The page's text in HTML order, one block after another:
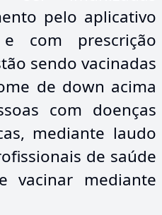
pelo aplicativo
com prescrição
sendo vacinadas
de down acima
com doenças
mediante laudo
de saúde
vacinar mediante